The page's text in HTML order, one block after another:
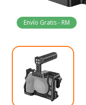
Envío Gratis - RM